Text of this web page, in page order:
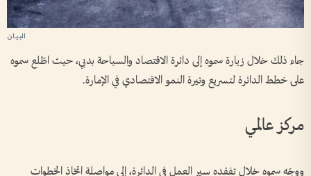
جاء ذلك خلال زيارة سموه إلى دائرة الاقتصاد والسياحة بدبي، حيث اطّلع سموه
على خطط الدائرة لتسريع وتيرة النمو الاقتصادي في الإمارة.
مركز عالمي
ووجّه سموه خلال تفقده سير العمل في الدائرة، إلى مواصلة اتخاذ الخطوات